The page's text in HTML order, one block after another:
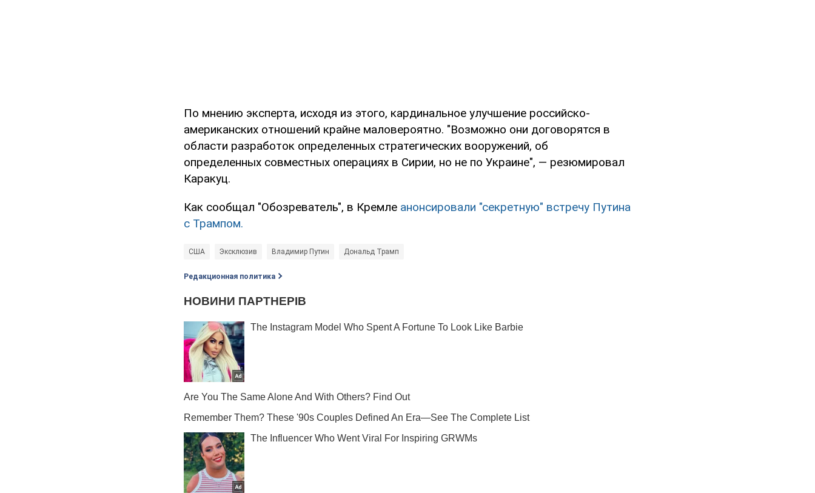
По мнению эксперта, исходя из этого, кардинальное улучшение российско-
американских отношений крайне маловероятно. "Возможно они договорятся в
области разработок определенных стратегических вооружений, об
определенных совместных операциях в Сирии, но не по Украине", — резюмировал
Каракуц.
Как сообщал "Обозреватель", в Кремле анонсировали "секретную" встречу Путина
с Трампом.
США Эксклюзив Владимир Путин Дональд Трамп
Редакционная политика